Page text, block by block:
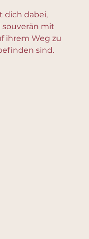
dich dabei,
mit
ihrem Weg zu
sind.